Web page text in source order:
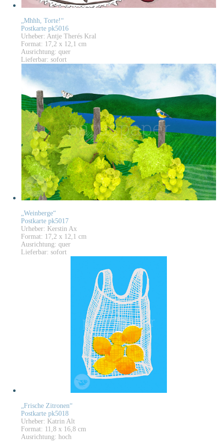
„Mhhh, Torte!“
Postkarte pk5016
Urheber: Antje Therés Kral
Format: 17,2 x 12,1 cm
Ausrichtung: quer
Lieferbar: sofort
„Weinberge“
Postkarte pk5017
Urheber: Kerstin Ax
Format: 17,2 x 12,1 cm
Ausrichtung: quer
Lieferbar: sofort
„Frische Zitronen“
Postkarte pk5018
Urheber: Katrin Alt
Format: 11,8 x 16,8 cm
Ausrichtung: hoch